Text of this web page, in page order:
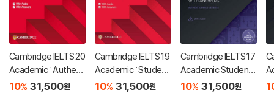
Cambridge IELTS 20
Academic : Authenti
c Practice Tests
10% 31,500원
Cambridge IELTS 19
Academic : Studen
t's Book with Answ
10% 31,500원
Cambridge IELTS 17
Academic Studen
t's Book with Answ
10% 31,500원